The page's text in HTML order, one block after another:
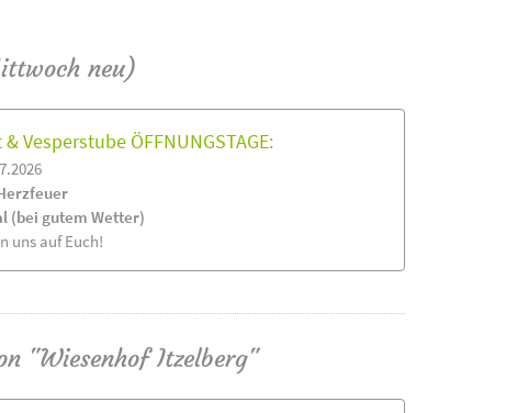
neu)
Vesperstube ÖFFNUNGSTAGE:
(bei gutem Wetter)
uns auf Euch!
"Wiesenhof Itzelberg"